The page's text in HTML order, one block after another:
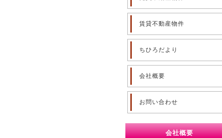
賃貸不動産物件
ちひろだより
会社概要
お問い合わせ
会社概要